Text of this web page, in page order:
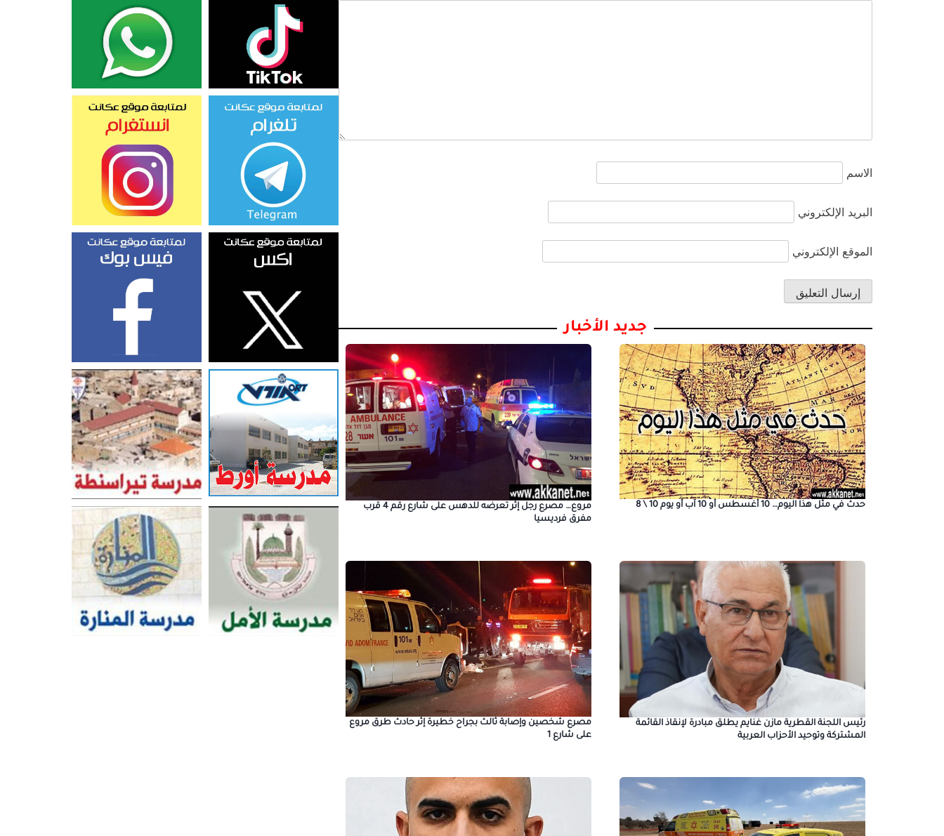
الاسم
البريد الإلكتروني
الموقع الإلكتروني
جديد الأخبار
حدث في مثل هذا اليوم… 10 أغسطس أو 10 آب أو يوم 10 \ 8
مروع… مصرع رجل إثر تعرضه للدهس على شارع رقم 4 قرب
مفرق فرديسيا
رئيس اللجنة القطرية مازن غنايم يطلق مبادرة لإنقاذ القائمة
المشتركة وتوحيد الأحزاب العربية
مصرع شخصين وإصابة ثالث بجراح خطيرة إثر حادث طرق مروع
على شارع 1